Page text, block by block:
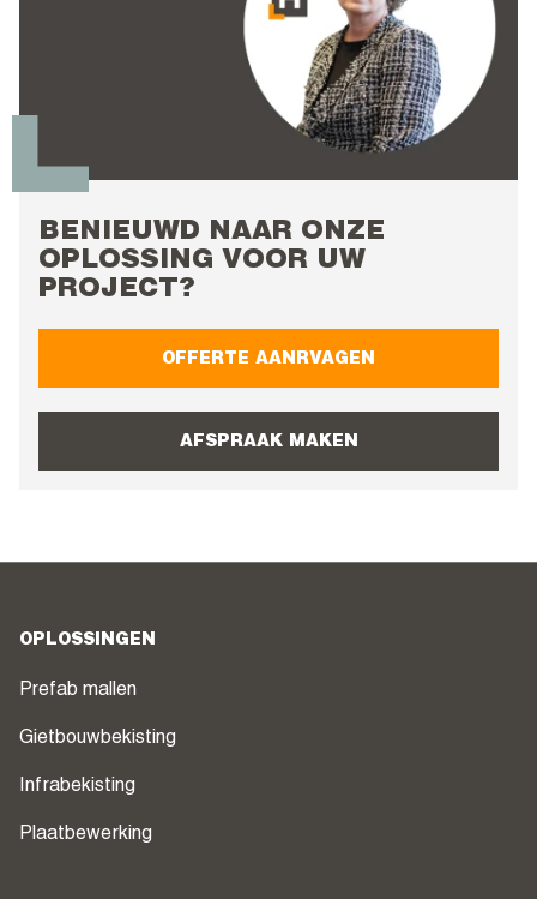
BENIEUWD NAAR ONZE
OPLOSSING VOOR UW
PROJECT?
OFFERTE AANRVAGEN
AFSPRAAK MAKEN
OPLOSSINGEN
Prefab mallen
Gietbouwbekisting
Infrabekisting
Plaatbewerking